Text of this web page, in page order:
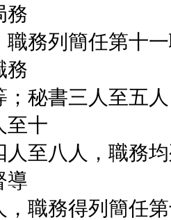
務
職務列簡任第十
務
；秘書三人至五
至十
人至八人，職務
導
，職務得列簡任